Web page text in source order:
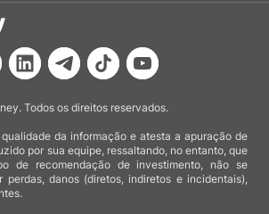
Todos os direitos reservados.
da informação e atesta a apuração de
por sua equipe, ressaltando, no entanto, que
de recomendação de investimento, não se
perdas, danos (diretos, indiretos e incidentais),